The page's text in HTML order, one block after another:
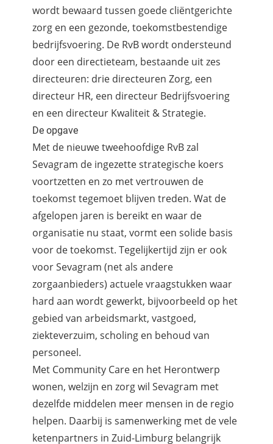
wordt bewaard tussen goede cliëntgerichte
zorg en een gezonde, toekomstbestendige
bedrijfsvoering. De RvB wordt ondersteund
door een directieteam, bestaande uit zes
directeuren: drie directeuren Zorg, een
directeur HR, een directeur Bedrijfsvoering
en een directeur Kwaliteit & Strategie.
De opgave
Met de nieuwe tweehoofdige RvB zal
Sevagram de ingezette strategische koers
voortzetten en zo met vertrouwen de
toekomst tegemoet blijven treden. Wat de
afgelopen jaren is bereikt en waar de
organisatie nu staat, vormt een solide basis
voor de toekomst. Tegelijkertijd zijn er ook
voor Sevagram (net als andere
zorgaanbieders) actuele vraagstukken waar
hard aan wordt gewerkt, bijvoorbeeld op het
gebied van arbeidsmarkt, vastgoed,
ziekteverzuim, scholing en behoud van
personeel.
Met Community Care en het Herontwerp
wonen, welzijn en zorg wil Sevagram met
dezelfde middelen meer mensen in de regio
helpen. Daarbij is samenwerking met de vele
ketenpartners in Zuid-Limburg belangrijk